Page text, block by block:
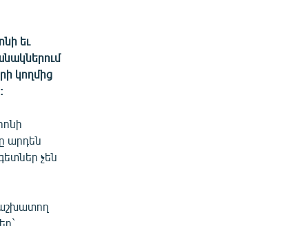
եւ
կողմից
արդեն
չեն